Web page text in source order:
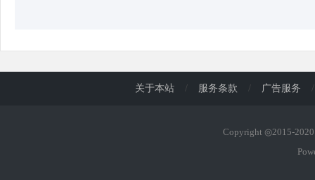
关于本站 / 服务条款 / 广告服务 /
Copyright ◎2015-